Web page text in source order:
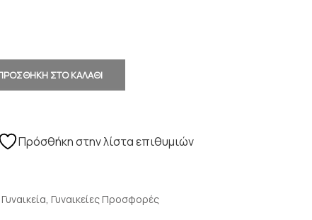
ΣΤΟ ΚΑΛΑΘΙ
Πρόσθήκη στην λίστα επιθυμιών
Γυναικεία, Γυναικείες Προσφορές